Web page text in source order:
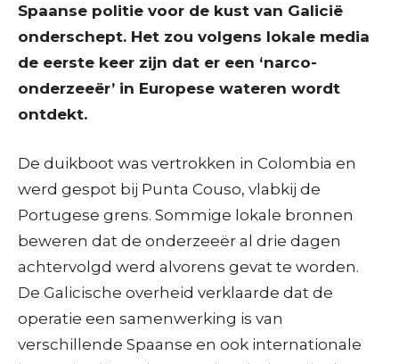
Spaanse politie voor de kust van Galicië
onderschept. Het zou volgens lokale media
de eerste keer zijn dat er een ‘narco-
onderzeeër’ in Europese wateren wordt
ontdekt.
De duikboot was vertrokken in Colombia en
werd gespot bij Punta Couso, vlabkij de
Portugese grens. Sommige lokale bronnen
beweren dat de onderzeeër al drie dagen
achtervolgd werd alvorens gevat te worden.
De Galicische overheid verklaarde dat de
operatie een samenwerking is van
verschillende Spaanse en ook internationale